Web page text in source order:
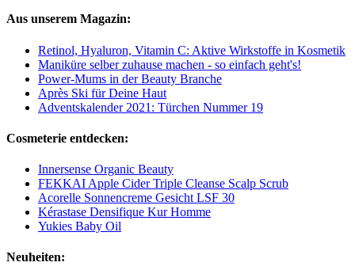
Aus unserem Magazin:
Retinol, Hyaluron, Vitamin C: Aktive Wirkstoffe in Kosmetik
Maniküre selber zuhause machen - so einfach geht's!
Power-Mums in der Beauty Branche
Après Ski für Deine Haut
Adventskalender 2021: Türchen Nummer 19
Cosmeterie entdecken:
Innersense Organic Beauty
FEKKAI Apple Cider Triple Cleanse Scalp Scrub
Acorelle Sonnencreme Gesicht LSF 30
Kérastase Densifique Kur Homme
Yukies Baby Oil
Neuheiten: